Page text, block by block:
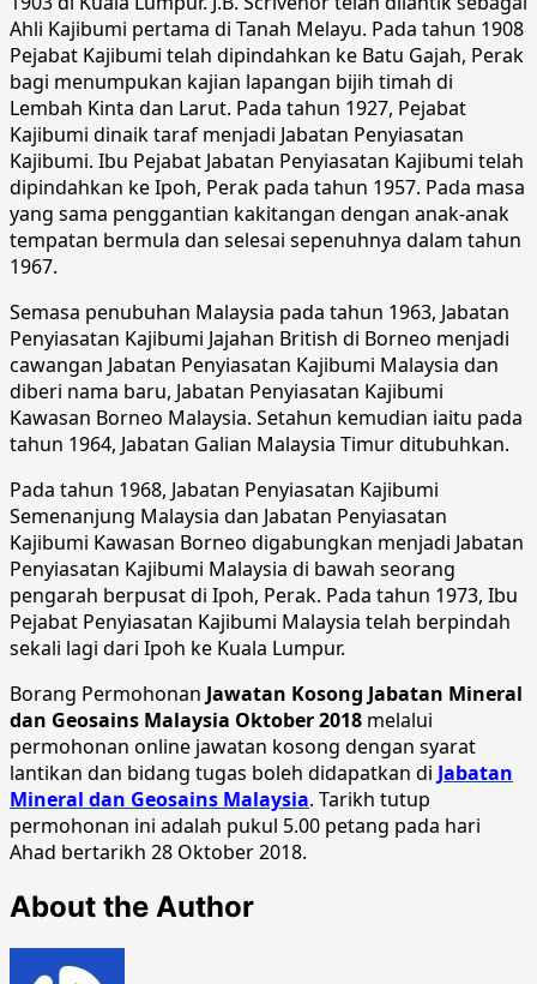
Ahli Kajibumi pertama di Tanah Melayu. Pada tahun 1908
Pejabat Kajibumi telah dipindahkan ke Batu Gajah, Perak
bagi menumpukan kajian lapangan bijih timah di
Lembah Kinta dan Larut. Pada tahun 1927, Pejabat
Kajibumi dinaik taraf menjadi Jabatan Penyiasatan
Kajibumi. Ibu Pejabat Jabatan Penyiasatan Kajibumi telah
dipindahkan ke Ipoh, Perak pada tahun 1957. Pada masa
yang sama penggantian kakitangan dengan anak-anak
tempatan bermula dan selesai sepenuhnya dalam tahun
1967.
Semasa penubuhan Malaysia pada tahun 1963, Jabatan
Penyiasatan Kajibumi Jajahan British di Borneo menjadi
cawangan Jabatan Penyiasatan Kajibumi Malaysia dan
diberi nama baru, Jabatan Penyiasatan Kajibumi
Kawasan Borneo Malaysia. Setahun kemudian iaitu pada
tahun 1964, Jabatan Galian Malaysia Timur ditubuhkan.
Pada tahun 1968, Jabatan Penyiasatan Kajibumi
Semenanjung Malaysia dan Jabatan Penyiasatan
Kajibumi Kawasan Borneo digabungkan menjadi Jabatan
Penyiasatan Kajibumi Malaysia di bawah seorang
pengarah berpusat di Ipoh, Perak. Pada tahun 1973, Ibu
Pejabat Penyiasatan Kajibumi Malaysia telah berpindah
sekali lagi dari Ipoh ke Kuala Lumpur.
Borang Permohonan Jawatan Kosong Jabatan Mineral
dan Geosains Malaysia Oktober 2018 melalui
permohonan online jawatan kosong dengan syarat
lantikan dan bidang tugas boleh didapatkan di Jabatan
Mineral dan Geosains Malaysia. Tarikh tutup
permohonan ini adalah pukul 5.00 petang pada hari
Ahad bertarikh 28 Oktober 2018.
About the Author